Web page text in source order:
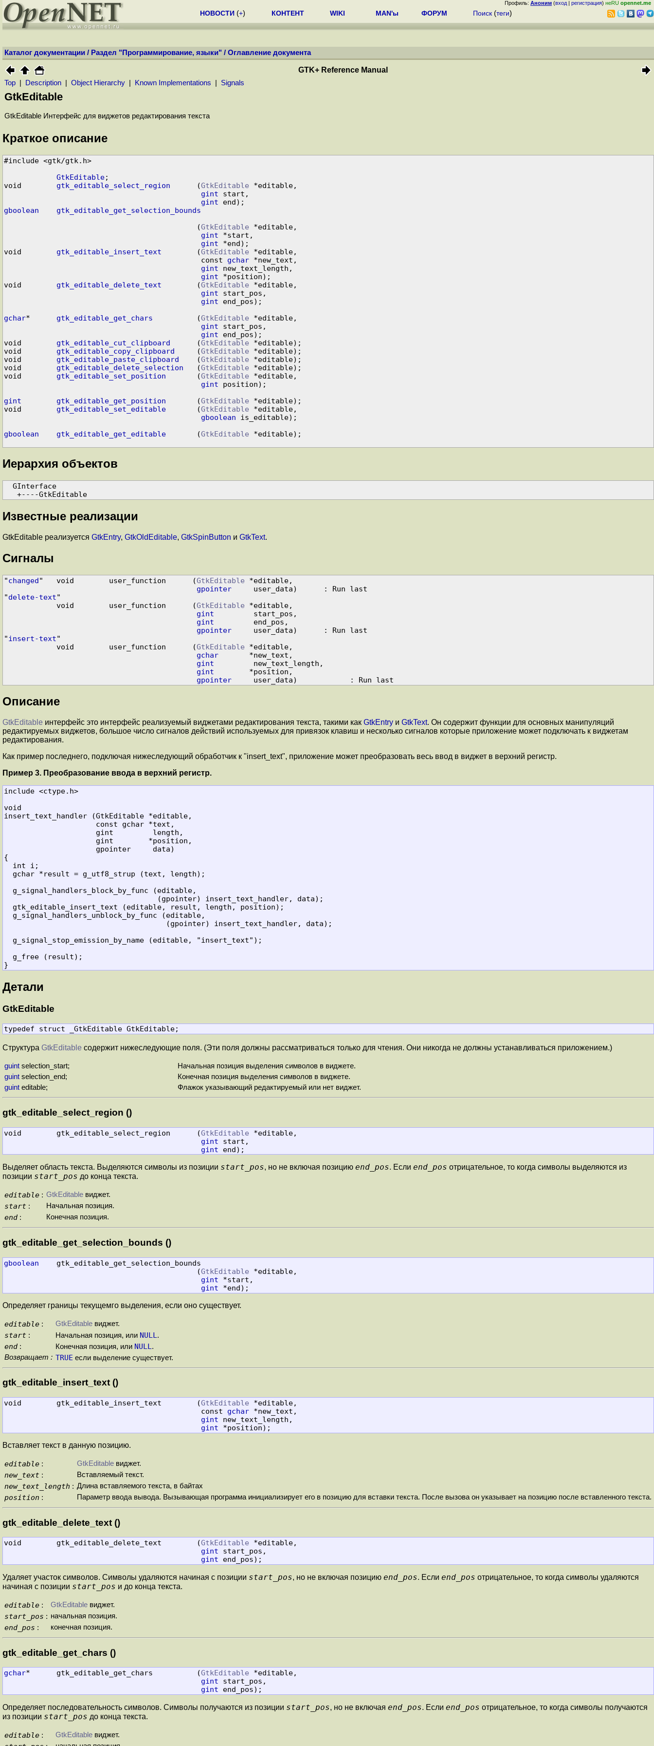
Профиль: Аноним (вход | регистрация) неRU opennet.me
НОВОСТИ (+) КОНТЕНТ WIKI MAN'ы ФОРУМ Поиск (теги)
Каталог документации / Раздел "Программирование, языки" / Оглавление документа
GTK+ Reference Manual
Top Description Object Hierarchy Known Implementations Signals
GtkEditable
GtkEditable Интерфейс для виджетов редактирования текста
Краткое описание
#include <gtk/gtk.h>
GtkEditable;
void gtk_editable_select_region
      (
GtkEditable *editable,
gint start,
gint
gboolean
gtk_editable_get_selection_bounds
                                            (
GtkEditable *editable,
gint *start,
gint *end);
void gtk_editable_insert_text
        (
GtkEditable *editable,
                                             const
gchar *new_text,
gint new_text_length,
gint *position);
void gtk_editable_delete_text
        (
GtkEditable *editable,
gint start_pos,
gint end_pos);
gchar* gtk_editable_get_chars
          (
GtkEditable *editable,
gint start_pos,
gint end_pos);
void gtk_editable_cut_clipboard
      (
GtkEditable *editable);
void gtk_editable_copy_clipboard
     (
GtkEditable *editable);
void gtk_editable_paste_clipboard
    (
GtkEditable *editable);
void gtk_editable_delete_selection
   (
GtkEditable *editable);
void gtk_editable_set_position
       (
GtkEditable *editable,
gint position);
gint
gtk_editable_get_position
       (
GtkEditable *editable);
void gtk_editable_set_editable
       (
GtkEditable *editable,
gboolean is_editable);
gboolean
gtk_editable_get_editable
       (
GtkEditable *editable);
Иерархия объектов
   +----GtkEditable
Известные реализации
GtkEditable реализуется GtkEntry, GtkOldEditable, GtkSpinButton и GtkText.
Сигналы
"changed"   void        user_function      (GtkEditable *editable,
gpointer
     user_data)      : Run last
"delete-text"
            void        user_function      (
GtkEditable *editable,
gint
         start_pos,
gint
         end_pos,
gpointer
     user_data)      : Run last
"insert-text"
            void        user_function      (
GtkEditable *editable,
gchar
       *new_text,
gint
         new_text_length,
gint
        *position,
gpointer
Описание
GtkEditable интерфейс это интерфейс реализуемый виджетами редактирования текста, такими как GtkEntry и GtkText. Он содержит функции для основных манипуляций
редактируемых виджетов, большое число сигналов действий используемых для привязок клавиш и несколько сигналов которые приложение может подключать к виджетам
редактирования.
Как пример последнего, подключая нижеследующий обработчик к "insert_text", приложение может преобразовать весь ввод в виджет в верхний регистр.
Пример 3. Преобразование ввода в верхний регистр.
include <ctype.h>
void
insert_text_handler (GtkEditable *editable,
{
}
Детали
GtkEditable
typedef struct _GtkEditable GtkEditable;
Структура GtkEditable содержит нижеследующие поля. (Эти поля должны рассматриваться только для чтения. Они никогда не должны устанавливаться приложением.)
guint selection_start;
Начальная позиция выделения символов в виджете.
guint selection_end;
Конечная позиция выделения символов в виджете.
guint editable; Флажок указывающий редактируемый или нет виджет.
gtk_editable_select_region ()
void        gtk_editable_select_region      (GtkEditable *editable,
gint start,
gint end);
Выделяет область текста. Выделяются символы из позиции start_pos, но не включая позицию end_pos. Если end_pos отрицательное, то когда символы выделяются из
позиции start_pos до конца текста.
editable : GtkEditable виджет.
start : Начальная позиция.
end : Конечная позиция.
gtk_editable_get_selection_bounds ()
gboolean
    gtk_editable_get_selection_bounds
                                            (
GtkEditable *editable,
gint *start,
gint *end);
Определяет границы текущемго выделения, если оно существует.
editable : GtkEditable виджет.
start : Начальная позиция, или NULL .
end : Конечная позиция, или NULL .
Возвращает : TRUE если выделение существует.
gtk_editable_insert_text ()
void        gtk_editable_insert_text        (GtkEditable *editable,
                                             const
gchar *new_text,
gint new_text_length,
gint *position);
Вставляет текст в данную позицию.
editable : GtkEditable виджет.
new_text : Вставляемый текст.
new_text_length : Длина вставляемого текста, в байтах
position : Параметр ввода вывода. Вызывающая программа инициализирует его в позицию для вставки текста. После вызова он указывает на позицию после вставленного текста.
gtk_editable_delete_text ()
void        gtk_editable_delete_text        (GtkEditable *editable,
gint start_pos,
gint end_pos);
Удаляет участок символов. Символы удаляются начиная с позиции start_pos, но не включая позицию end_pos. Если end_pos отрицательное, то когда символы удаляются
начиная с позиции start_pos и до конца текста.
editable : GtkEditable виджет.
start_pos : начальная позиция.
end_pos : конечная позиция.
gtk_editable_get_chars ()
gchar*      gtk_editable_get_chars          (GtkEditable *editable,
gint start_pos,
gint end_pos);
Определяет последовательность символов. Символы получаются из позиции start_pos, но не включая end_pos. Если end_pos отрицательное, то когда символы получаются
из позиции start_pos до конца текста.
editable : GtkEditable виджет.